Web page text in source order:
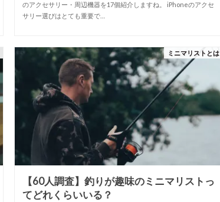
のアクセサリー・周辺機器を17個紹介しますね。 iPhoneのアクセ
サリー選びはとても重要で…
ミニマリストとは
【60人調査】釣りが趣味のミニマリストっ
てどれくらいいる？